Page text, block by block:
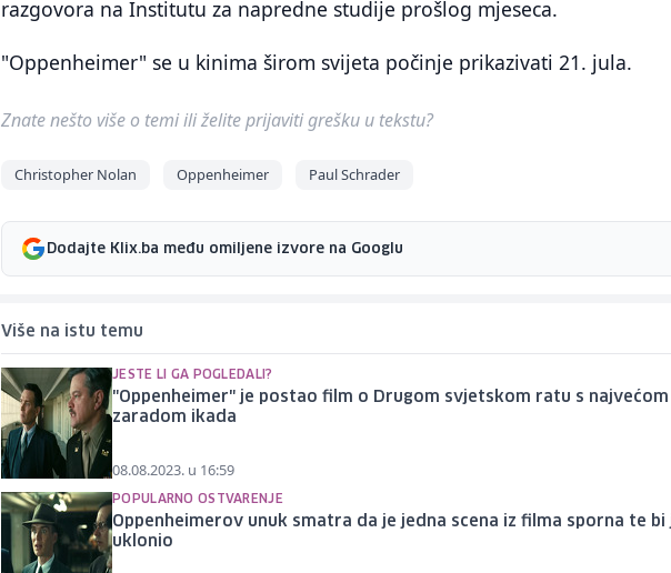
razgovora na Institutu za napredne studije prošlog mjeseca.
"Oppenheimer" se u kinima širom svijeta počinje prikazivati 21. jula.
Znate nešto više o temi ili želite prijaviti grešku u tekstu?
Christopher Nolan Oppenheimer Paul Schrader
Dodajte Klix.ba među omiljene izvore na Googlu
Više na istu temu
JESTE LI GA POGLEDALI?
"Oppenheimer" je postao film o Drugom svjetskom ratu s najvećom
zaradom ikada
08.08.2023. u 16:59
POPULARNO OSTVARENJE
Oppenheimerov unuk smatra da je jedna scena iz filma sporna te bi
uklonio